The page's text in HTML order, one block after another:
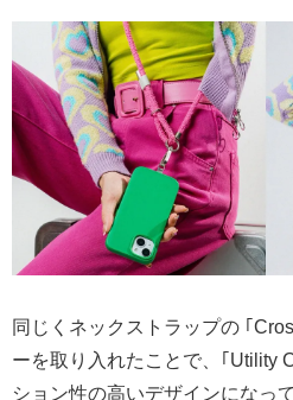
同じくネックストラップの ｢
ーを取り入れたことで、｢Utility
ション性の高いデザインになっ